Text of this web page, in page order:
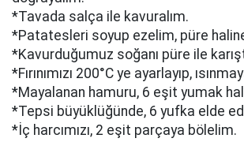
*Tavada salça ile kavuralım.
*Patatesleri soyup ezelim, püre
*Kavurduğumuz soğanı püre ile
*Fırınımızı 200°C ye ayarlayıp,
*Mayalanan hamuru, 6 eşit yumak
*Tepsi büyüklüğünde, 6 yufka elde
*İç harcımızı, 2 eşit parçaya bölelim.